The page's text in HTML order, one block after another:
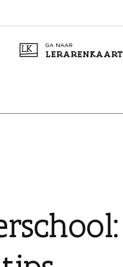
GA NAAR
LERARENKAART